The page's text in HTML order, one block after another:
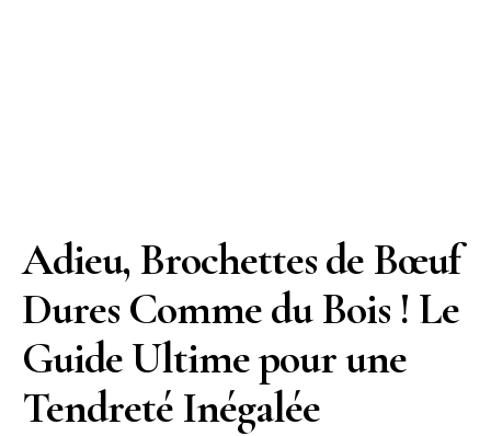
Adieu, Brochettes de Bœuf
Dures Comme du Bois ! Le
Guide Ultime pour une
Tendreté Inégalée